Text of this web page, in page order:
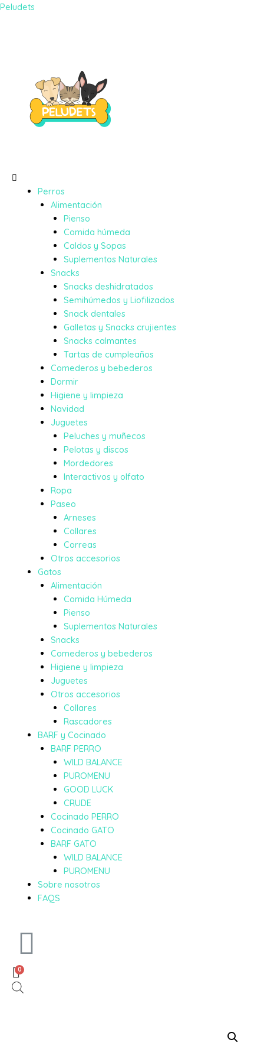
Peludets
Perros
Alimentación
Pienso
Comida húmeda
Caldos y Sopas
Suplementos Naturales
Snacks
Snacks deshidratados
Semihúmedos y Liofilizados
Snack dentales
Galletas y Snacks crujientes
Snacks calmantes
Tartas de cumpleaños
Comederos y bebederos
Dormir
Higiene y limpieza
Navidad
Juguetes
Peluches y muñecos
Pelotas y discos
Mordedores
Interactivos y olfato
Ropa
Paseo
Arneses
Collares
Correas
Otros accesorios
Gatos
Alimentación
Comida Húmeda
Pienso
Suplementos Naturales
Snacks
Comederos y bebederos
Higiene y limpieza
Juguetes
Otros accesorios
Collares
Rascadores
BARF y Cocinado
BARF PERRO
WILD BALANCE
PUROMENU
GOOD LUCK
CRUDE
Cocinado PERRO
Cocinado GATO
BARF GATO
WILD BALANCE
PUROMENU
Sobre nosotros
FAQS
0